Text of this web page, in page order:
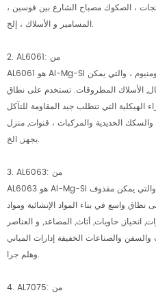
، الصكوك مصباح الشارع بين قوسين ،
المسامير و الأسلاك ، إلخ.
2. AL6061: من
AL6061 هو Al-Mg-Si سلسلة علاجها للحرارة سبائك الألومنيوم ، والتي يمكن
الأسلاك المطروقات. تستخدم على نطاق
الهيكلية التي تتطلب جيد المقاومة للتآكل
الحديدية والمركبات ، قنوات, منزل
يجهز, الخ.
3. AL6063: من
AL6063 هو Al-Mg-Si سلسلة علاجها للحرارة سبائك الألومنيوم ، والتي يمكن مقذوف
واسع في بناء المواد الإنشائية ومواد
انحياز, حاويات, أثاث, المصاعد, و العناصر
والصناعات الخفيفة إدارات المباني
وهلم جرا.
4. AL7075: من